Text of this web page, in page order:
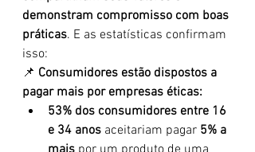
demonstram compromisso com boas
práticas. E as estatísticas confirmam
isso:
📌 Consumidores estão dispostos a
pagar mais por empresas éticas:
53% dos consumidores entre 16
e 34 anos aceitariam pagar 5% a